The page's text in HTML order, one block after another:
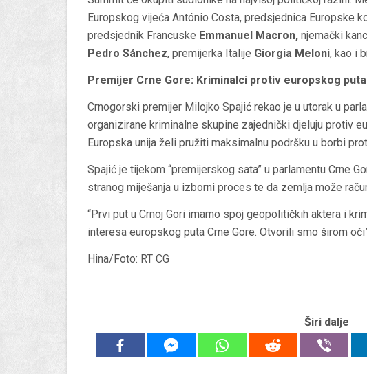
Europskog vijeća António Costa, predsjednica Europske
predsjednik Francuske Emmanuel Macron, njemački
Pedro Sánchez, premijerka Italije Giorgia Meloni, kao i
Premijer Crne Gore: Kriminalci protiv europskog
Crnogorski premijer Milojko Spajić rekao je u utorak u
organizirane kriminalne skupine zajednički djeluju protiv
Europska unija želi pružiti maksimalnu podršku u borbi
Spajić je tijekom “premijerskog sata” u parlamentu Crne
stranog miješanja u izborni proces te da zemlja može
“Prvi put u Crnoj Gori imamo spoj geopolitičkih aktera i
interesa europskog puta Crne Gore. Otvorili smo širom
Hina/Foto: RT CG
Širi dalje